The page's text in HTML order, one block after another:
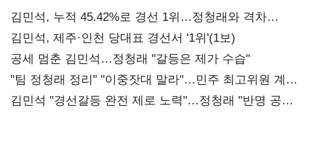
김민석, 누적 45.42%로 경선 1위…정청래와 격차
0.86%p(2보)
김민석, 제주·인천 당대표 경선서 '1위'(1보)
공세 멈춘 김민석…정청래 "갈등은 제가 수습"
"팀 정청래 정리" "이중잣대 말라"…민주 최고위원 계파
다툼 격화
김민석 "경선갈등 완전 제로 노력"…정청래 "반명 공세